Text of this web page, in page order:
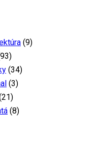
(9)
(34)
(3)
(8)